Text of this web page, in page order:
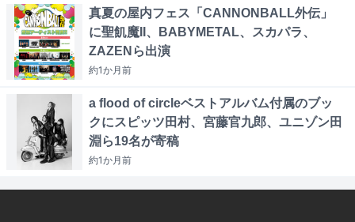
真夏の屋内フェス「CANNONBALL外伝」
に聖飢魔II、BABYMETAL、スカパラ、
ZAZENら出演
約1か月前
a flood of circleベストアルバム付属のブッ
クにスピッツ田村、宮藤官九郎、ユニゾン田
淵ら19名が寄稿
約1か月前